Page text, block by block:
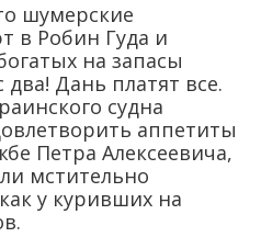
шумерские
в Робин Гуда и
на запасы
Дань платят все.
судна
аппетиты
Петра Алексеевича,
мстительно
у куривших на